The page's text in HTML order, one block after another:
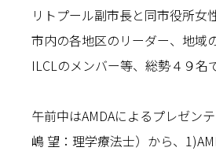
リトプール副市長と同市役所女
市内の各地区のリーダー、地域
ILCLのメンバー等、総勢４９名
午前中はAMDAによるプレゼン
嶋 望：理学療法士）から、